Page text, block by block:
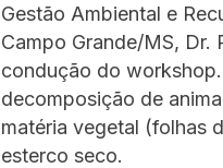
Gestão Ambiental e
Campo Grande/MS, Dr.
condução do
decomposição de
matéria vegetal (folhas
esterco seco.